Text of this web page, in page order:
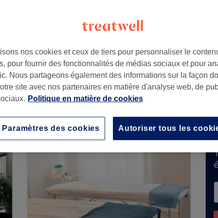
n'accepte pas encore de réservations sur
découvrir les salons disponibles dans votre
prêts à vous accueillir.
nos cookies et ceux de tiers pour personnaliser le
pour fournir des fonctionnalités de médias sociaux et pour
Nous partageons également des informations sur la façon
site avec nos partenaires en matière d'analyse web, de
Politique en matière de cookies
Autoriser tous les
Paramètres des cookies